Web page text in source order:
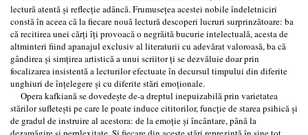
lectură atentă şi reflecţie adâncă. Frumuseţea acestei nobile îndeletniciri
constă în aceea că la fiecare nouă lectură descoperi lucruri surprinzătoare: ba
că recitirea unei cărţi îţi provoacă o negrăită bucurie intelectuală, acesta de
altminteri fiind apanajul exclusiv al literaturii cu adevărat valoroasă, ba că
gândirea şi simţirea artistică a unui scriitor ţi se dezvăluie doar prin
focalizarea insistentă a lecturilor efectuate în decursul timpului din diferite
unghiuri de înţelegere şi cu diferite stări emoţionale.
Opera kafkiană se dovedeşte de-a dreptul inepuizabilă prin varietatea
stărilor sufleteşti pe care le poate induce cititorilor, funcţie de starea psihică şi
de gradul de instruire al acestora: de la emoţie şi încântare, până la